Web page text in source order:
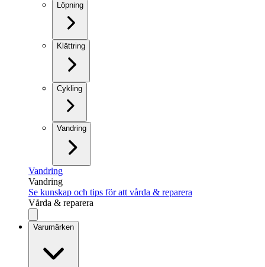
Löpning
Klättring
Cykling
Vandring
Vandring
Vandring
Se kunskap och tips för att vårda & reparera
Vårda & reparera
Varumärken